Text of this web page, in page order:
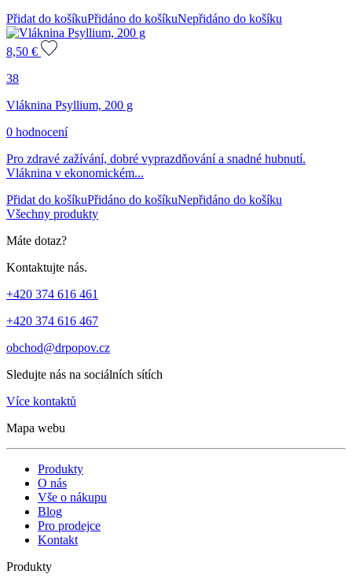
Přidat do košíkuPřidáno do košíkuNepřidáno do košíku
8,50 €
38
Vláknina Psyllium, 200 g
0 hodnocení
Pro zdravé zažívání, dobré vyprazdňování a snadné hubnutí.
Vláknina v ekonomickém...
Přidat do košíkuPřidáno do košíkuNepřidáno do košíku
Všechny produkty
Máte dotaz?
Kontaktujte nás.
+420 374 616 461
+420 374 616 467
obchod@drpopov.cz
Sledujte nás na sociálních sítích
Více kontaktů
Mapa webu
Produkty
O nás
Vše o nákupu
Blog
Pro prodejce
Kontakt
Produkty